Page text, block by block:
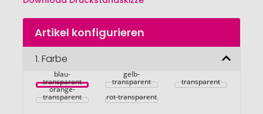
Zum
Anfang
Bildgalerie
Artikel konfigurieren
1. Farbe
blau-
transparent
gelb-
transparent transparent
orange-
transparent rot-transparent